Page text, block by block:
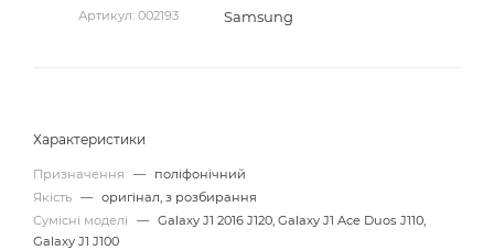
Артикул: 002193 Samsung
Характеристики
Призначення —
поліфонічний
Якість — оригінал, з розбирання
Сумісні моделі
— Galaxy J1 2016 J120, Galaxy J1 Ace Duos J110,
Galaxy J1 J100